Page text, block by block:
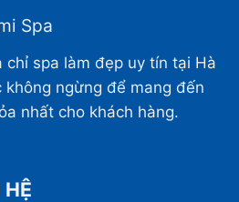
chỉ spa làm đẹp uy tín tại Hà
không ngừng để mang đến
nhất cho khách hàng.